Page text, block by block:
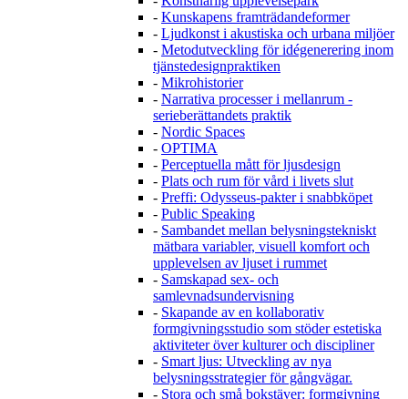
- Kunskapens framträdandeformer
- Ljudkonst i akustiska och urbana miljöer
- Metodutveckling för idégenerering inom
tjänstedesignpraktiken
- Mikrohistorier
- Narrativa processer i mellanrum -
serieberättandets praktik
- Nordic Spaces
- OPTIMA
- Perceptuella mått för ljusdesign
- Plats och rum för vård i livets slut
- Preffi: Odysseus-pakter i snabbköpet
- Public Speaking
- Sambandet mellan belysningstekniskt
mätbara variabler, visuell komfort och
upplevelsen av ljuset i rummet
- Samskapad sex- och
samlevnadsundervisning
- Skapande av en kollaborativ
formgivningsstudio som stöder estetiska
aktiviteter över kulturer och discipliner
- Smart ljus: Utveckling av nya
belysningsstrategier för gångvägar.
- Stora och små bokstäver: formgivning